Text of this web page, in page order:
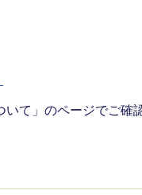
て」のページでご確